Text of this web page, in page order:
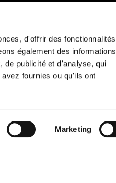
d'offrir des fonctionnalités
également des informations
de publicité et d'analyse, qui
fournies ou qu'ils ont
Marketing